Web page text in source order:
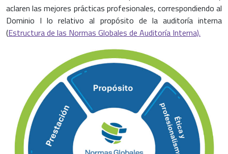
aclaren las mejores prácticas profesionales, correspondiendo al
Dominio I lo relativo al propósito de la auditoría interna
(Estructura de las Normas Globales de Auditoría Interna).